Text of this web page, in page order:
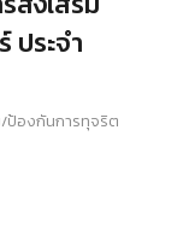
ระจำ
ป้องกันการทุจริต